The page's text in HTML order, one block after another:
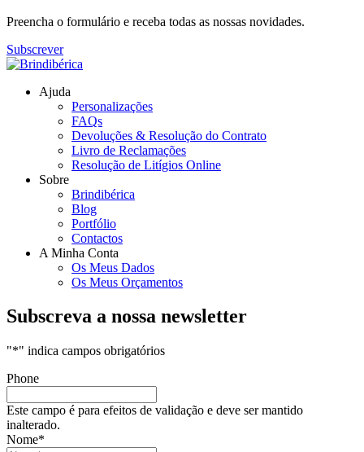
Preencha o formulário e receba todas as nossas novidades.
Subscrever
Ajuda
Personalizações
FAQs
Devoluções & Resolução do Contrato
Livro de Reclamações
Resolução de Litígios Online
Sobre
Brindibérica
Blog
Portfólio
Contactos
A Minha Conta
Os Meus Dados
Os Meus Orçamentos
Subscreva a nossa newsletter
"*" indica campos obrigatórios
Phone
Este campo é para efeitos de validação e deve ser mantido
inalterado.
Nome*